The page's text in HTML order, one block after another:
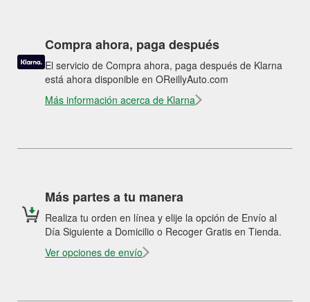
Compra ahora, paga después
El servicio de Compra ahora, paga después de Klarna
está ahora disponible en OReillyAuto.com
Más información acerca de Klarna
Más partes a tu manera
Realiza tu orden en línea y elije la opción de Envío al
Día Siguiente a Domicilio o Recoger Gratis en Tienda.
Ver opciones de envío